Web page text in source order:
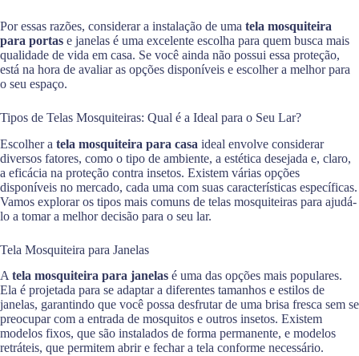
Por essas razões, considerar a instalação de uma tela mosquiteira
para portas e janelas é uma excelente escolha para quem busca mais
qualidade de vida em casa. Se você ainda não possui essa proteção,
está na hora de avaliar as opções disponíveis e escolher a melhor para
o seu espaço.
Tipos de Telas Mosquiteiras: Qual é a Ideal para o Seu Lar?
Escolher a tela mosquiteira para casa ideal envolve considerar
diversos fatores, como o tipo de ambiente, a estética desejada e, claro,
a eficácia na proteção contra insetos. Existem várias opções
disponíveis no mercado, cada uma com suas características específicas.
Vamos explorar os tipos mais comuns de telas mosquiteiras para ajudá-
lo a tomar a melhor decisão para o seu lar.
Tela Mosquiteira para Janelas
A tela mosquiteira para janelas é uma das opções mais populares.
Ela é projetada para se adaptar a diferentes tamanhos e estilos de
janelas, garantindo que você possa desfrutar de uma brisa fresca sem se
preocupar com a entrada de mosquitos e outros insetos. Existem
modelos fixos, que são instalados de forma permanente, e modelos
retráteis, que permitem abrir e fechar a tela conforme necessário.